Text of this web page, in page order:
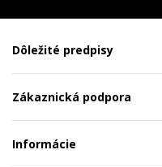
Dôležité predpisy
Zákaznická podpora
Informácie